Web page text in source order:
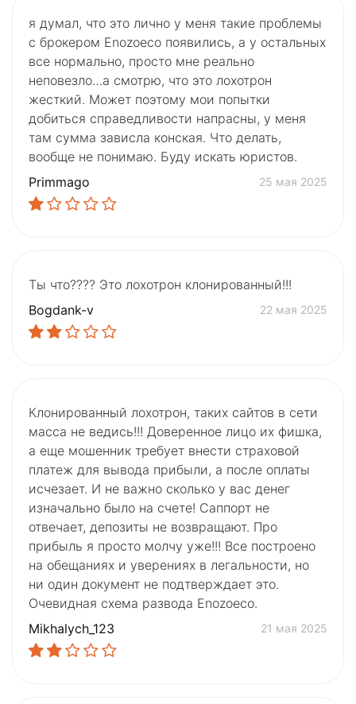
я думал, что это лично у меня такие проблемы
с брокером Enozoeco появились, а у остальных
все нормально, просто мне реально
неповезло…а смотрю, что это лохотрон
жесткий. Может поэтому мои попытки
добиться справедливости напрасны, у меня
там сумма зависла конская. Что делать,
вообще не понимаю. Буду искать юристов.
Primmago
25 мая 2025
Ты что???? Это лохотрон клонированный!!!
Bogdank-v
22 мая 2025
Клонированный лохотрон, таких сайтов в сети
масса не ведись!!! Доверенное лицо их фишка,
а еще мошенник требует внести страховой
платеж для вывода прибыли, а после оплаты
исчезает. И не важно сколько у вас денег
изначально было на счете! Саппорт не
отвечает, депозиты не возвращают. Про
прибыль я просто молчу уже!!! Все построено
на обещаниях и уверениях в легальности, но
ни один документ не подтверждает это.
Очевидная схема развода Enozoeco.
Mikhalych_123
21 мая 2025